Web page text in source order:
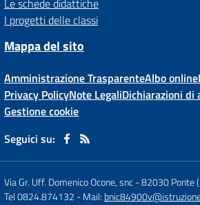
Le schede didattiche
I progetti delle classi
Mappa del sito
Amministrazione TrasparenteAlbo online
Privacy PolicyNote LegaliDichiarazioni di
Gestione cookie
Seguici su:
Via Gr. Uff. Domenico Ocone, snc-82030 Ponte
Tel 0824.874132 - Mail: